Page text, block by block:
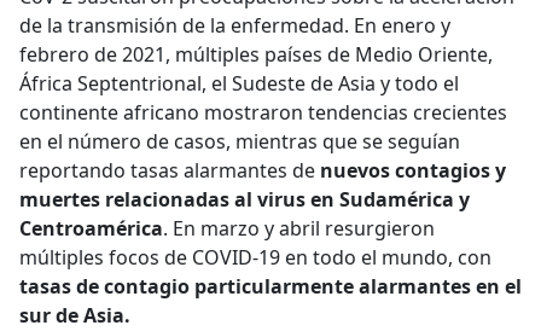
de la transmisión de la enfermedad. En enero y
febrero de 2021, múltiples países de Medio Oriente,
África Septentrional, el Sudeste de Asia y todo el
continente africano mostraron tendencias crecientes
en el número de casos, mientras que se seguían
reportando tasas alarmantes de nuevos contagios y
muertes relacionadas al virus en Sudamérica y
Centroamérica. En marzo y abril resurgieron
múltiples focos de COVID-19 en todo el mundo, con
tasas de contagio particularmente alarmantes en el
sur de Asia.